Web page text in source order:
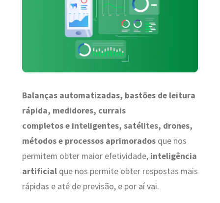
Balanças automatizadas, bastões de leitura
rápida, medidores, currais
completos e inteligentes, satélites, drones,
métodos e processos aprimoradosque nos
permitem obter maior efetividade, inteligência
artificialque nos permite obter respostas mais
rápidas e até de previsão, e por aí vai.